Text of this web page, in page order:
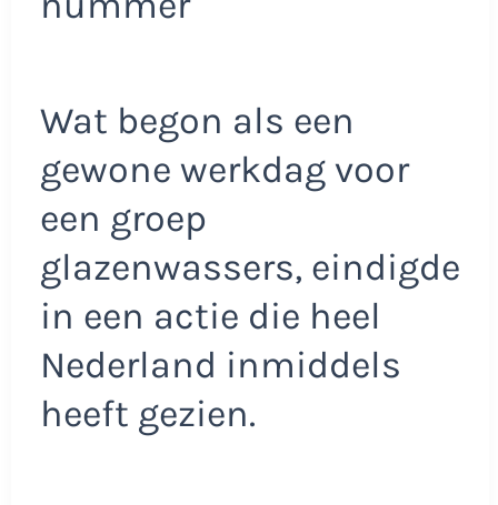
Wat begon als een
gewone werkdag voor
een groep
glazenwassers, eindigde
in een actie die heel
Nederland inmiddels
heeft gezien.